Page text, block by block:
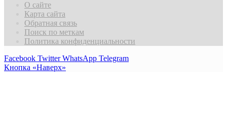
О сайте
Карта сайта
Обратная связь
Поиск по меткам
Политика конфиденциальности
Facebook Twitter WhatsApp Telegram
Кнопка «Наверх»